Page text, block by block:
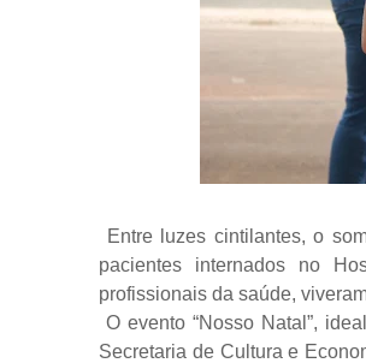
Entre luzes cintilantes, o
pacientes internados no
profissionais da saúde,
O evento “Nosso Natal”,
Secretaria de Cultura e